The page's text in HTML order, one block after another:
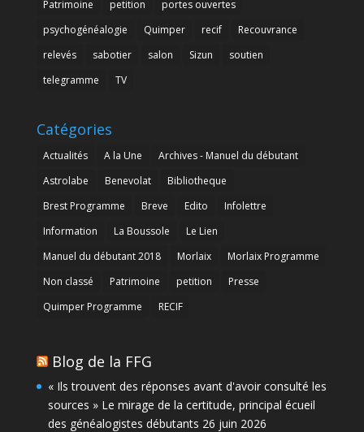
Patrimoine
petition
portes ouvertes
psychogénéalogie
Quimper recif
Recouvrance
relevés
sabotier salon Sizun
soutien
telegramme
TV
Catégories
Actualités A la Une
Archives - Manuel du débutant
Astrolabe
Benevolat
Bibliotheque
Brest Programme
Breve Edito
Infolettre
Information
La Boussole
Le Lien
Manuel du débutant 2018
Morlaix
Morlaix Programme
Non classé
Patrimoine petition
Presse
Quimper Programme
RECIF
Blog de la FFG
« Ils trouvent des réponses avant d'avoir consulté les
sources » Le mirage de la certitude, principal écueil
des généalogistes débutants 26 juin 2026